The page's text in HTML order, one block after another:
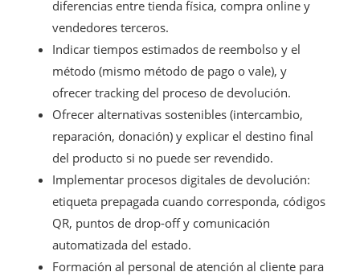
diferencias entre tienda física, compra online y
vendedores terceros.
Indicar tiempos estimados de reembolso y el
método (mismo método de pago o vale), y
ofrecer tracking del proceso de devolución.
Ofrecer alternativas sostenibles (intercambio,
reparación, donación) y explicar el destino final
del producto si no puede ser revendido.
Implementar procesos digitales de devolución:
etiqueta prepagada cuando corresponda, códigos
QR, puntos de drop-off y comunicación
automatizada del estado.
Formación al personal de atención al cliente para